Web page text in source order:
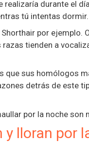
durante el
tú intentas dormir.
por ejemplo.
tienden a
sus homólogos
detrás de este
por la noche son
lloran por